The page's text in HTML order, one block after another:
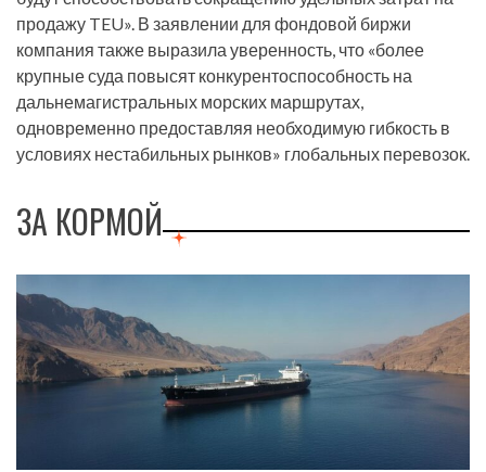
продажу TEU». В заявлении для фондовой биржи
компания также выразила уверенность, что «более
крупные суда повысят конкурентоспособность на
дальнемагистральных морских маршрутах,
одновременно предоставляя необходимую гибкость в
условиях нестабильных рынков» глобальных перевозок.
ЗА КОРМОЙ